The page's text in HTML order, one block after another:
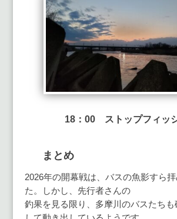
18：00 ストップフィッ
まとめ
2026年の開幕戦は、バスの魚影すら
た。しかし、先行者さんの
釣果を見る限り、多摩川のバスたち